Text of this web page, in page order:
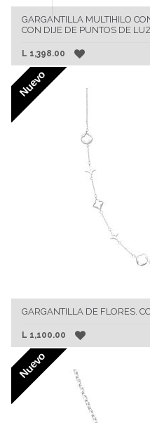
GARGANTILLA MULTIHILO
CON DIJE DE PUNTOS DE
L 1,398.00
Nuevo
GARGANTILLA DE FLORES.
L 1,100.00
Nuevo